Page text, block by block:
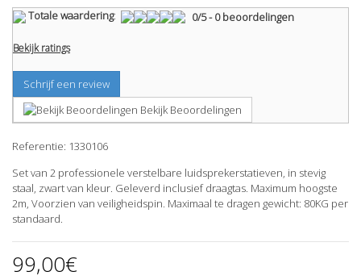
Totale waardering: 0/5-0 beoordelingen
Bekijk ratings
Schrijf een review
Bekijk Beoordelingen
Referentie: 1330106
Set van 2 professionele verstelbare luidsprekerstatieven, in stevig
staal, zwart van kleur. Geleverd inclusief draagtas. Maximum hoogste
2m, Voorzien van veiligheidspin. Maximaal te dragen gewicht: 80KG per
standaard.
99,00€